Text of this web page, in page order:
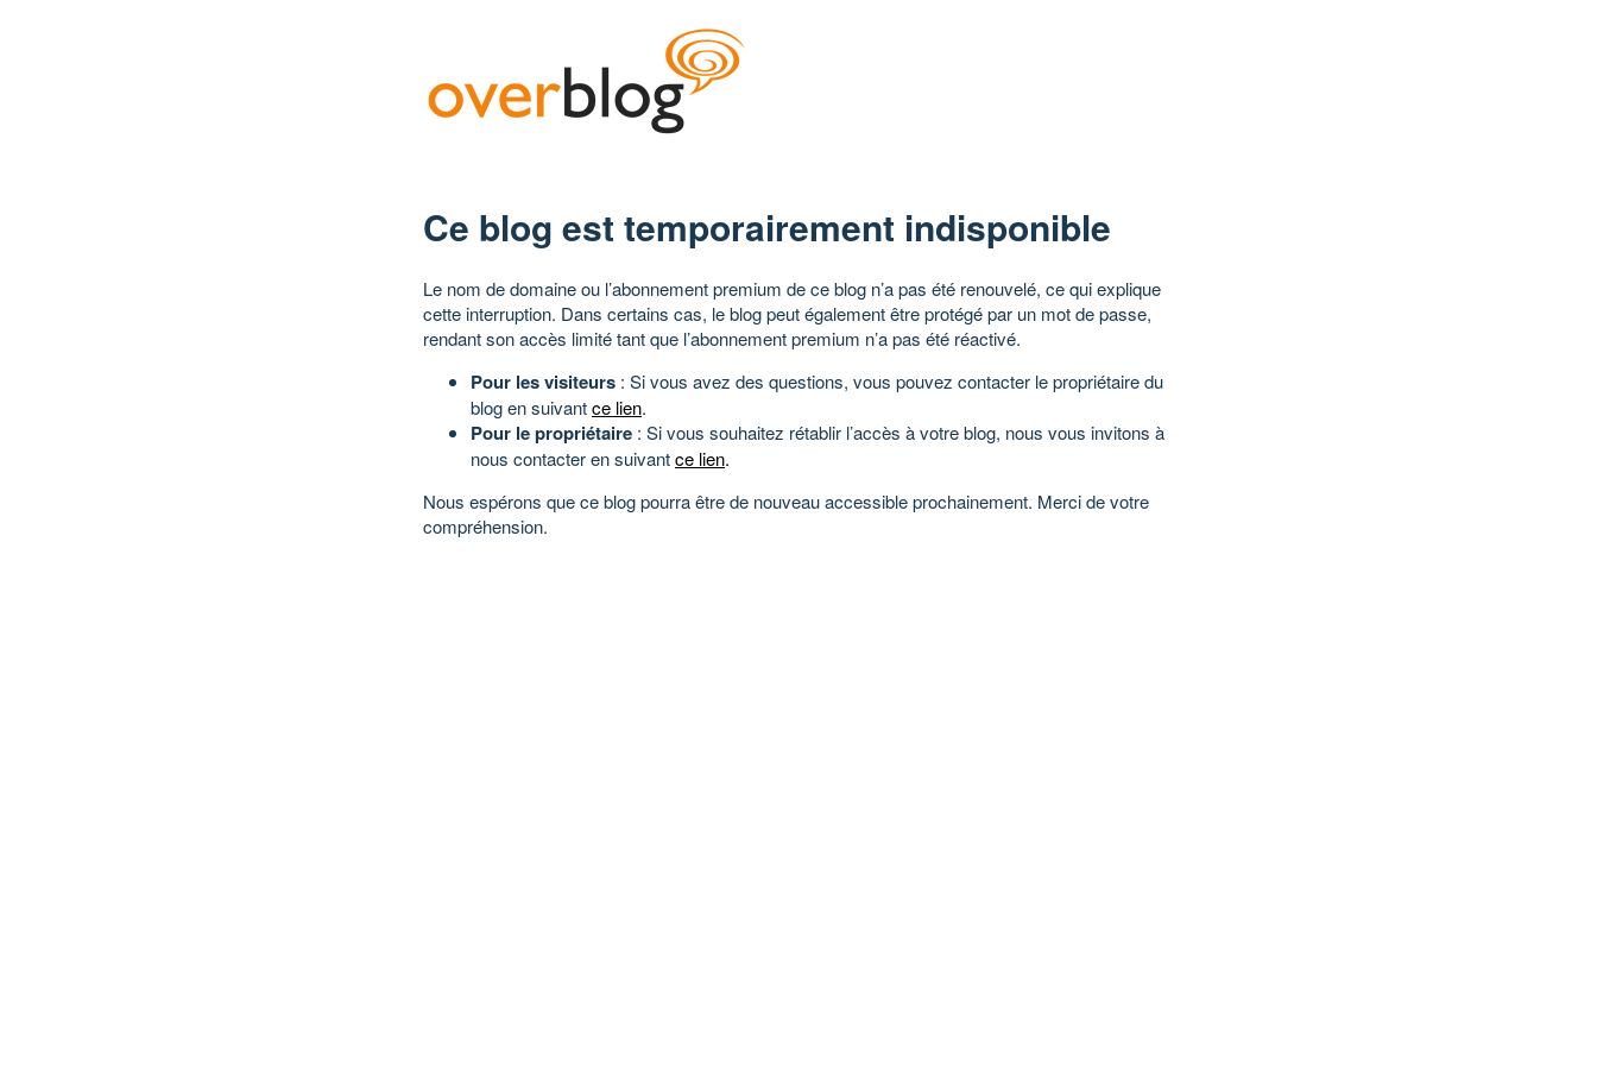
Ce blog est temporairement indisponible
Le nom de domaine ou l’abonnement premium de ce blog n’a pas été renouvelé, ce qui explique
cette interruption. Dans certains cas, le blog peut également être protégé par un mot de passe,
rendant son accès limité tant que l’abonnement premium n’a pas été réactivé.
Pour les visiteurs : Si vous avez des questions, vous pouvez contacter le propriétaire du
blog en suivantce lien.
Pour le propriétaire : Si vous souhaitez rétablir l’accès à votre blog, nous vous invitons à
nous contacter en suivantce lien.
Nous espérons que ce blog pourra être de nouveau accessible prochainement. Merci de votre
compréhension.